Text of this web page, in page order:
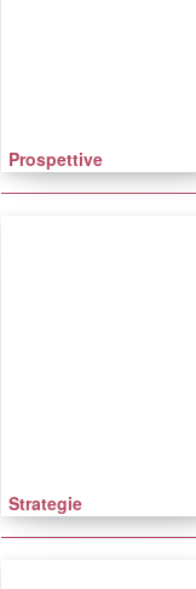
Prospettive
Strategie